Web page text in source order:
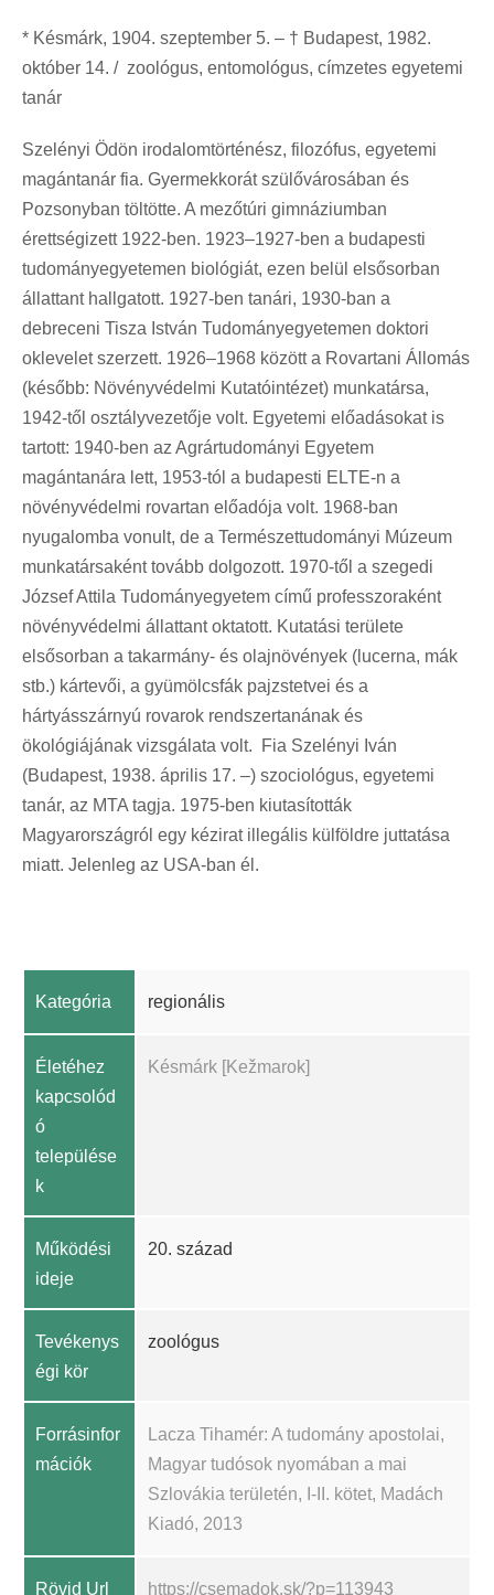
* Késmárk, 1904. szeptember 5. – † Budapest, 1982.
október 14. / zoológus, entomológus, címzetes egyetemi
tanár
Szelényi Ödön irodalomtörténész, filozófus, egyetemi
magántanár fia. Gyermekkorát szülővárosában és
Pozsonyban töltötte. A mezőtúri gimnáziumban
érettségizett 1922-ben. 1923–1927-ben a budapesti
tudományegyetemen biológiát, ezen belül elsősorban
állattant hallgatott. 1927-ben tanári, 1930-ban a
debreceni Tisza István Tudományegyetemen doktori
oklevelet szerzett. 1926–1968 között a Rovartani Állomás
(később: Növényvédelmi Kutatóintézet) munkatársa,
1942-től osztályvezetője volt. Egyetemi előadásokat is
tartott: 1940-ben az Agrártudományi Egyetem
magántanára lett, 1953-tól a budapesti ELTE-n a
növényvédelmi rovartan előadója volt. 1968-ban
nyugalomba vonult, de a Természettudományi Múzeum
munkatársaként tovább dolgozott. 1970-től a szegedi
József Attila Tudományegyetem című professzoraként
növényvédelmi állattant oktatott. Kutatási területe
elsősorban a takarmány- és olajnövények (lucerna, mák
stb.) kártevői, a gyümölcsfák pajzstetvei és a
hártyásszárnyú rovarok rendszertanának és
ökológiájának vizsgálata volt. Fia Szelényi Iván
(Budapest, 1938. április 17. –) szociológus, egyetemi
tanár, az MTA tagja. 1975-ben kiutasították
Magyarországról egy kézirat illegális külföldre juttatása
miatt. Jelenleg az USA-ban él.
Kategória regionális
Életéhez
kapcsolód
ó
települése
k
Késmárk [Kežmarok]
Működési
ideje
20. század
Tevékenys
égi kör
zoológus
Forrásinfor
mációk
Lacza Tihamér: A tudomány apostolai,
Magyar tudósok nyomában a mai
Szlovákia területén, I-II. kötet, Madách
Kiadó, 2013
Rövid Url https://csemadok.sk/?p=113943